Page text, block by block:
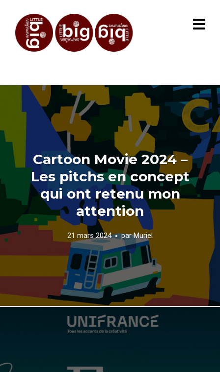
Cartoon Movie 2024 –
Les pitchs en concept
qui ont retenu mon
attention
21 mars 2024 parMuriel